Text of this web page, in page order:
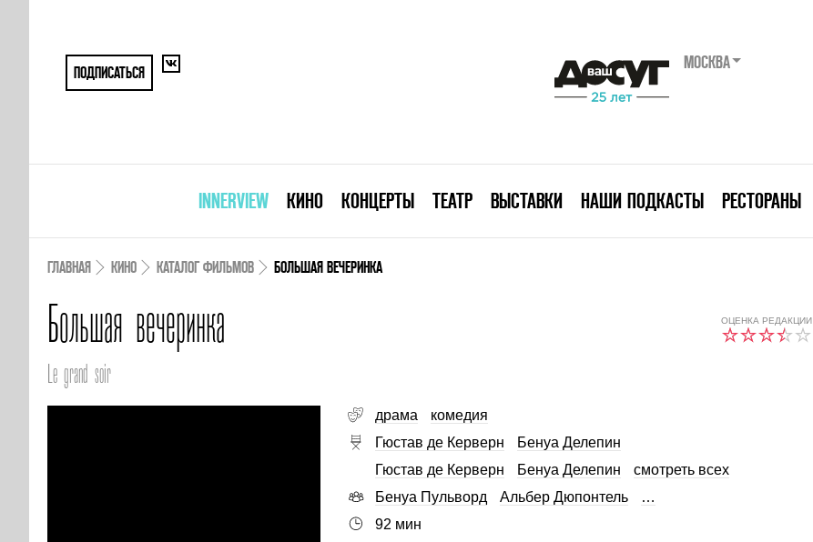
ПОДПИСАТЬСЯ
МОСКВА
INNERVIEW КИНО КОНЦЕРТЫ ТЕАТР ВЫСТАВКИ НАШИ ПОДКАСТЫ РЕСТОРАНЫ
ГЛАВНАЯ КИНО КАТАЛОГ ФИЛЬМОВ БОЛЬШАЯ ВЕЧЕРИНКА
Большая вечеринка ОЦЕНКА РЕДАКЦИИ
Le grand soir
драма
комедия
Гюстав де Керверн
Бенуа Делепин
Гюстав де Керверн
Бенуа Делепин
смотреть всех
Бенуа Пульворд
Альбер Дюпонтель
…
92 мин